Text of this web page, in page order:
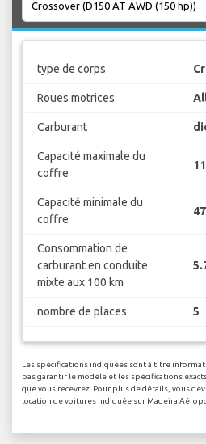
type de corps
Roues motrices
Carburant
Capacité maximale du
coffre
Capacité minimale du
coffre
Consommation de
carburant en conduite
mixte aux 100 km
nombre de places 5
Les spécifications indiquées sont à titre
pas garantir le modèle et les spécifications
que vous recevrez. Pour plus de détails, vous
location de voitures indiquée sur Madeira